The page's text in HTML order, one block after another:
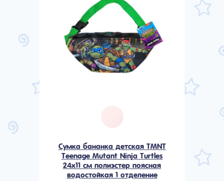
Сумка бананка детская TMNT
Teenage Mutant Ninja Turtles
24x11 см полиэстер поясная
водостойкая 1 отделение